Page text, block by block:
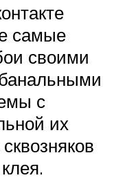
самые
своими
с
их